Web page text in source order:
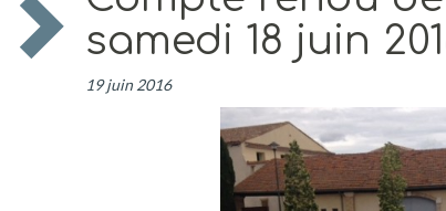
samedi 18 juin
19 juin 2016